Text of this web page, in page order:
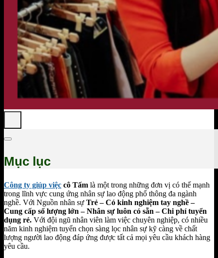
Mục lục
Công ty giúp việc cô Tấm là một trong những đơn vị có thế mạnh
trong lĩnh vực cung ứng nhân sự lao động phổ thông đa ngành
nghề. Với Nguồn nhân sự Trẻ – Có kinh nghiệm tay nghề –
Cung cấp số lượng lớn – Nhân sự luôn có sẵn – Chi phí tuyển
dụng rẻ. Với đội ngũ nhân viên làm việc chuyên nghiệp, có nhiều
năm kinh nghiệm tuyển chọn sàng lọc nhân sự kỹ càng về chất
lượng người lao động đáp ứng được tất cả mọi yêu cầu khách hàng
yêu cầu.